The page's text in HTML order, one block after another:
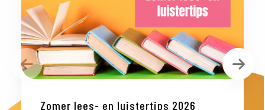
Vorige
Zomer lees- en luistertips 2026